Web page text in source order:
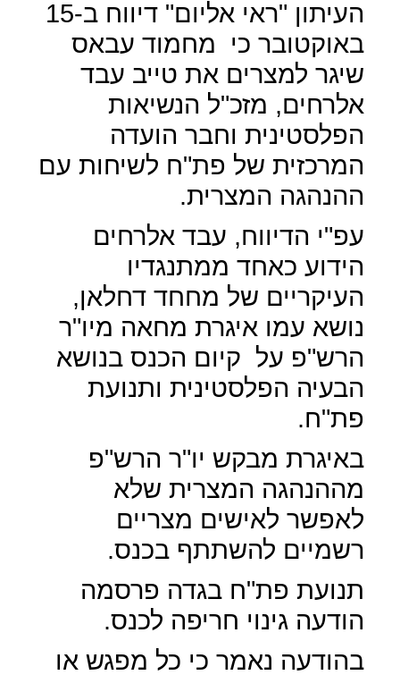
העיתון "ראי אליום" דיווח ב-15
באוקטובר כי
מחמוד עבאס
שיגר למצרים את טייב עבד
אלרחים, מזכ"ל הנשיאות
הפלסטינית וחבר הועדה
המרכזית של פת"ח לשיחות עם
ההנהגה המצרית.
עפ"י הדיווח, עבד אלרחים
הידוע כאחד ממתנגדיו
העיקריים של מחחד דחלאן,
נושא עמו איגרת מחאה מיו"ר
הרש"פ על קיום הכנס בנושא
הבעיה הפלסטינית ותנועת
פת"ח.
באיגרת מבקש יו"ר הרש"פ
מההנהגה המצרית שלא
לאפשר לאישים מצריים
רשמיים להשתתף בכנס.
תנועת פת"ח בגדה פרסמה
הודעה גינוי חריפה לכנס.
בהודעה נאמר כי כל מפגש או